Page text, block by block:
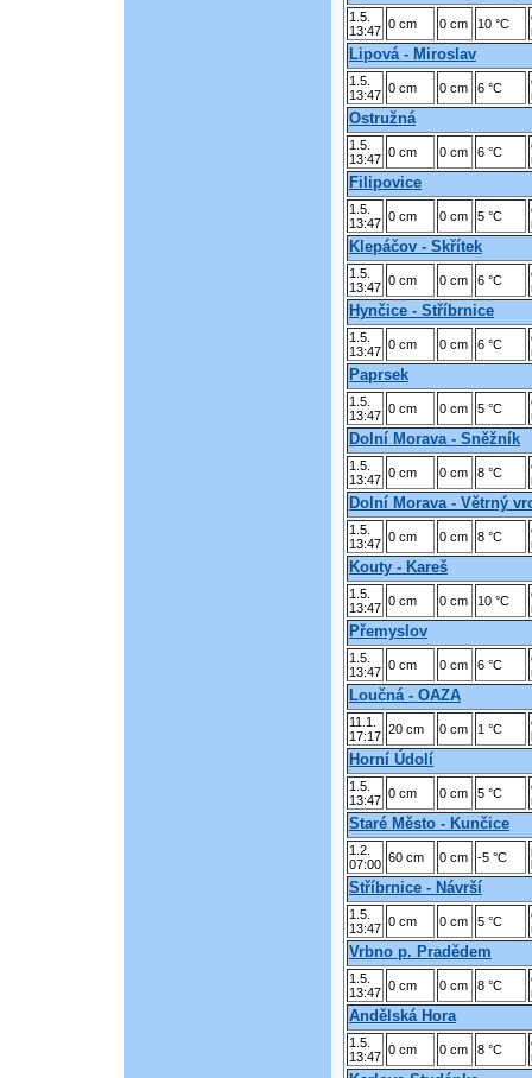
1.5.
13:47 0 cm 0 cm 10 °C
Lipová - Miroslav
1.5.
13:47 0 cm 0 cm 6 °C
Ostružná
1.5.
13:47 0 cm 0 cm 6 °C
Filipovice
1.5.
13:47 0 cm 0 cm 5 °C
Klepáčov - Skřítek
1.5.
13:47 0 cm 0 cm 6 °C
Hynčice - Stříbrnice
1.5.
13:47 0 cm 0 cm 6 °C
Paprsek
1.5.
13:47 0 cm 0 cm 5 °C
Dolní Morava - Sněžník
1.5.
13:47 0 cm 0 cm 8 °C
Dolní Morava - Větrný
1.5.
13:47 0 cm 0 cm 8 °C
Kouty - Kareš
1.5.
13:47 0 cm 0 cm 10 °C
Přemyslov
1.5.
13:47 0 cm 0 cm 6 °C
Loučná - OAZA
11.1.
17:17 20 cm 0 cm 1 °C
Horní Údolí
1.5.
13:47 0 cm 0 cm 5 °C
Staré Město - Kunčice
1.2.
07:00 60 cm 0 cm -5 °C
Stříbrnice - Návrší
1.5.
13:47 0 cm 0 cm 5 °C
Vrbno p. Pradědem
1.5.
13:47 0 cm 0 cm 8 °C
Andělská Hora
1.5.
13:47 0 cm 0 cm 8 °C